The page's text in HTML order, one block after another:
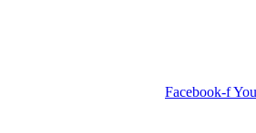
Facebook-f